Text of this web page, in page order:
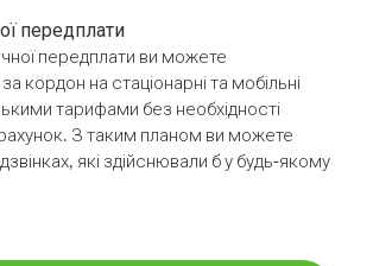
передплати
передплати ви можете
кордон на стаціонарні та мобільні
тарифами без необхідності
З таким планом ви можете
які здійснювали б у будь-якому